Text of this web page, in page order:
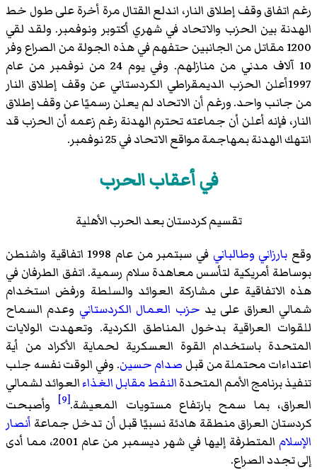
رغم اتفاق وقف إطلاق النار، اندلع القتال مرة أخرة على طول خط
الهدنة بين الحزب والاتحاد في شهري أكتوبر ونوفمبر. ولقد لقي
1200 مقاتل من الجانبين حتفهم في هذه الجولة من الصراع وفر
10 آلاف مدني من منازلهم. وفي يوم 24 من نوفمبر من عام
1997أعلن الحزب الديمقراطي الكردستاني عن وقف إطلاق النار
من جانب واحد. ورغم أن الاتحاد لم يعلن رسميًا عن وقف إطلاق
النار، فإنه أعلن أن جماعته تحترم الهدنة رغم زعمه أن الحزب قد
انتهك الهدنة بمهاجمة مواقع الاتحاد في 25 نوفمبر.
في أعقاب الحرب
تقسيم كردستان بعد الحرب الأهلية
وقع بارزاني وطالباني
في سبتمبر من عام 1998 اتفاقية واشنطن
بوساطة أمريكية لتأسس معاهدة سلام رسمية. اتفق الطرفان في
هذه الاتفاقية على مشاركة العوائد والسلطة ورفض استخدام
شمالي العراق على يد حزب العمال الكردستاني وعدم السماح
للقوات العراقية بدخول المناطق الكردية. وتعهدت الولايات
المتحدة باستخدام القوة العسكرية لحماية الأكراد من أية
اعتداءات محتملة من قبل صدام حسين. وفي الوقت نفسه جلب
تنفيذ برنامج الأمم المتحدةالنفط مقابل الغذاءالعوائد لشمالي
العراق، بما سمح بارتفاع مستويات المعيشة.[9]
وأصبحت
كردستان العراق منطقة هادئة نسبيًا قبل أن تدخل جماعة أنصار
الإسلام
المتطرفة إليها في شهر ديسمبر من عام 2001، مما أدى
إلى تجدد الصراع.